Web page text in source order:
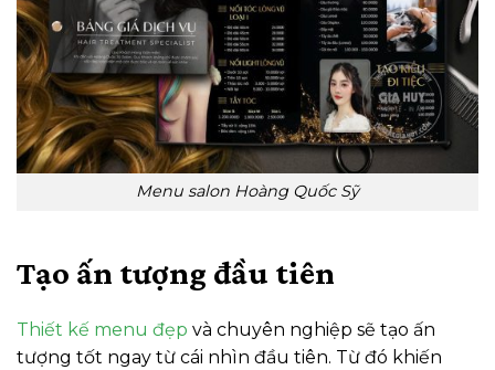
Menu salon Hoàng Quốc Sỹ
Tạo ấn tượng đầu tiên
Thiết kế menu đẹp và chuyên nghiệp sẽ tạo ấn
tượng tốt ngay từ cái nhìn đầu tiên. Từ đó khiến